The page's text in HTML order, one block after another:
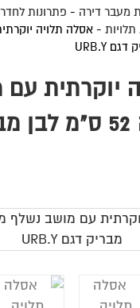
מעבר דירה - פתרונות
- אסלה תלויה
יוקרתית עם
נשלף מידה 52